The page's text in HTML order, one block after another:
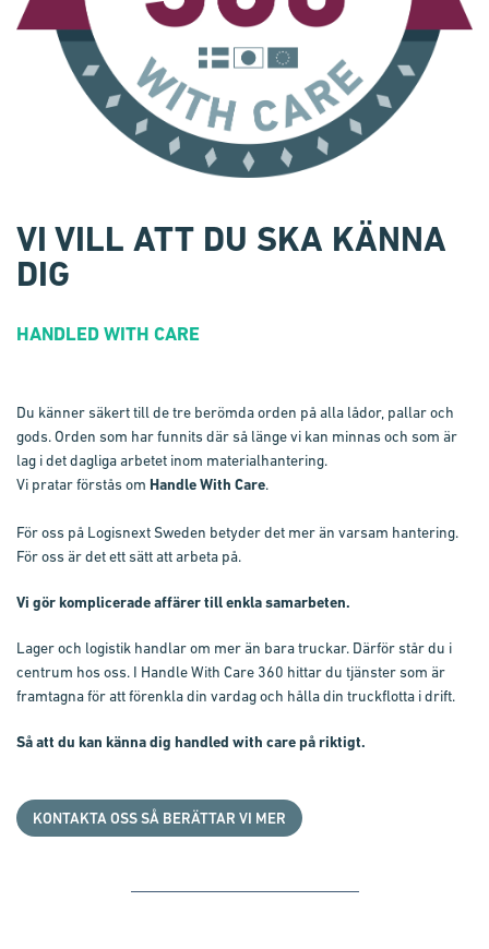
VI VILL ATT DU SKA KÄNNA
DIG
HANDLED WITH CARE
Du känner säkert till de tre berömda orden på alla lådor, pallar och
gods. Orden som har funnits där så länge vi kan minnas och som är
lag i det dagliga arbetet inom materialhantering.
Vi pratar förstås om Handle With Care.
För oss på Logisnext Sweden betyder det mer än varsam hantering.
För oss är det ett sätt att arbeta på.
Vi gör komplicerade affärer till enkla samarbeten.
Lager och logistik handlar om mer än bara truckar. Därför står du i
centrum hos oss. I Handle With Care 360 hittar du tjänster som är
framtagna för att förenkla din vardag och hålla din truckflotta i drift.
Så att du kan känna dig handled with care på riktigt.
KONTAKTA OSS SÅ BERÄTTAR VI MER